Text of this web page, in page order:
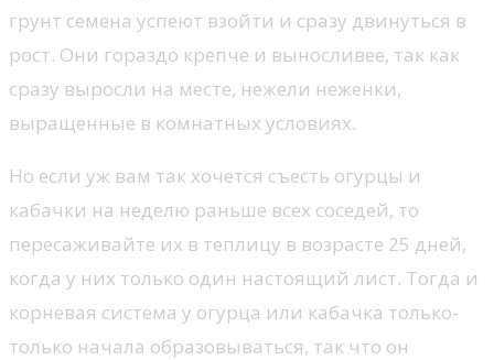
грунт семена успеют взойти и сразу двинуться в
рост. Они гораздо крепче и выносливее, так как
сразу выросли на месте, нежели неженки,
выращенные в комнатных условиях.
Но если уж вам так хочется съесть огурцы и
кабачки на неделю раньше всех соседей, то
пересаживайте их в теплицу в возрасте 25 дней,
когда у них только один настоящий лист. Тогда и
корневая система у огурца или кабачка только-
только начала образовываться, так что он